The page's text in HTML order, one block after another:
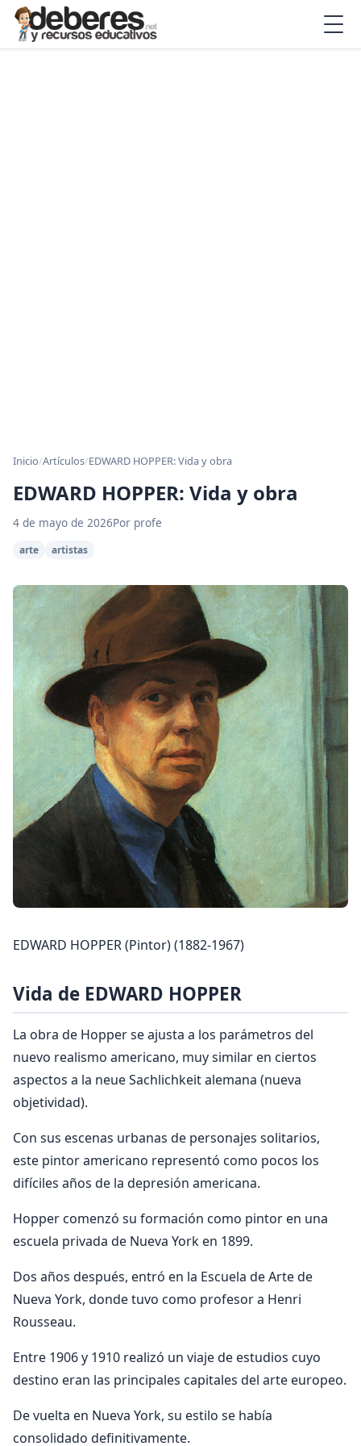
Inicio/Artículos/EDWARD HOPPER: Vida y obra
EDWARD HOPPER: Vida y obra
4 de mayo de 2026Por profe
arte artistas
EDWARD HOPPER (Pintor) (1882-1967)
Vida de EDWARD HOPPER
La obra de Hopper se ajusta a los parámetros del
nuevo realismo americano, muy similar en ciertos
aspectos a la neue Sachlichkeit alemana (nueva
objetividad).
Con sus escenas urbanas de personajes solitarios,
este pintor americano representó como pocos los
difíciles años de la depresión americana.
Hopper comenzó su formación como pintor en una
escuela privada de Nueva York en 1899.
Dos años después, entró en la Escuela de Arte de
Nueva York, donde tuvo como profesor a Henri
Rousseau.
Entre 1906 y 1910 realizó un viaje de estudios cuyo
destino eran las principales capitales del arte europeo.
De vuelta en Nueva York, su estilo se había
consolidado definitivamente.